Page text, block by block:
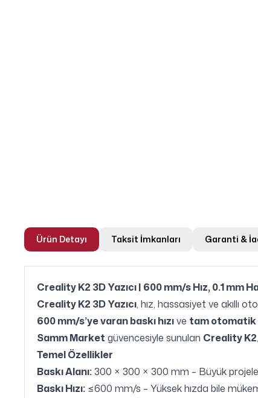
Ürün Detayı Taksit İmkanları Garanti &
Creality K2 3D Yazıcı | 600 mm/s Hız, 0.1
Creality K2 3D Yazıcı, hız, hassasiyet ve akıllı
600 mm/s’ye varan baskı hızıve tam otomatik
Samm Market güvencesiyle sunulan Creality K2
Temel Özellikler
Baskı Alanı:300 × 300 × 300 mm – Büyük
Baskı Hızı: ≤600 mm/s – Yüksek hızda bile